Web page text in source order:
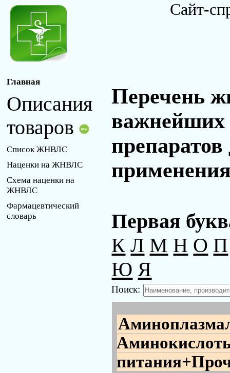
Сайт-
Главная
Описания
товаров
Список ЖНВЛС
Наценки на ЖНВЛС
Схема наценки на
ЖНВЛС
Фармацевтический
словарь
Перечень
важнейших
Первая
К Л М Н О П
Ю Я
Поиск: